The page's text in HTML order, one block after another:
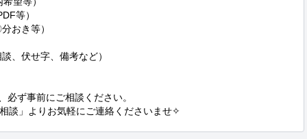
等）
おき等）
、伏せ字、備考など）
ず事前にご相談ください。
談」よりお気軽にご連絡くださいませ✧